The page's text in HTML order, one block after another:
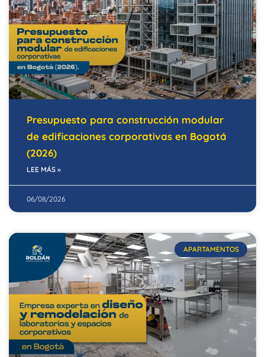
Presupuesto para construcción modular
de edificaciones corporativas en Bogotá
(2026)
LEE MÁS »
06/08/2026
APARTAMENTOS